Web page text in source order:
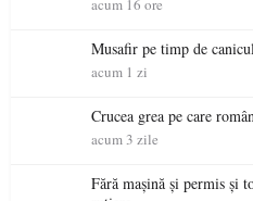
acum 16 ore
Musafir pe timp de
acum 1 zi
acum 3 zile
Fără mașină și permis și